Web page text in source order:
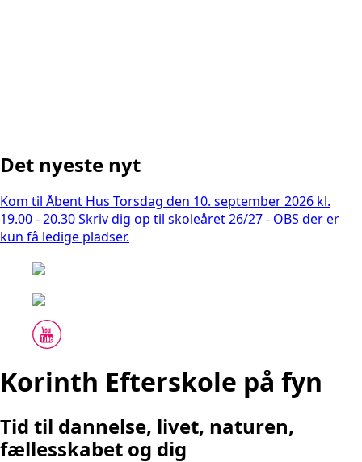
Det nyeste nyt
Kom til Åbent Hus Torsdag den 10. september 2026 kl.
19.00 - 20.30Skriv dig op til skoleåret 26/27 - OBS der er
kun få ledige pladser.
Korinth Efterskole på fyn
Tid til dannelse, livet, naturen,
fællesskabet og dig